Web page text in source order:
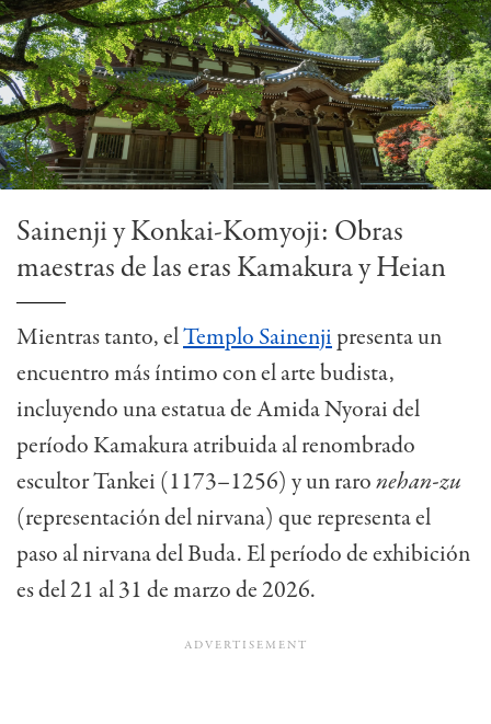
Sainenji y Konkai-Komyoji: Obras
maestras de las eras Kamakura y Heian
Mientras tanto, elTemplo Sainenjipresenta un
encuentro más íntimo con el arte budista,
incluyendo una estatua de Amida Nyorai del
período Kamakura atribuida al renombrado
escultor Tankei (1173–1256) y un raronehan-zu
(representación del nirvana) que representa el
paso al nirvana del Buda. El período de exhibición
es del 21 al 31 de marzo de 2026.